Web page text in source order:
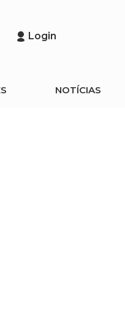
Login
NOTÍCIAS